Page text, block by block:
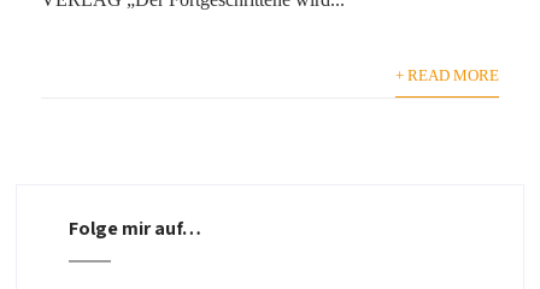
+ READ MORE
Folge mir auf…